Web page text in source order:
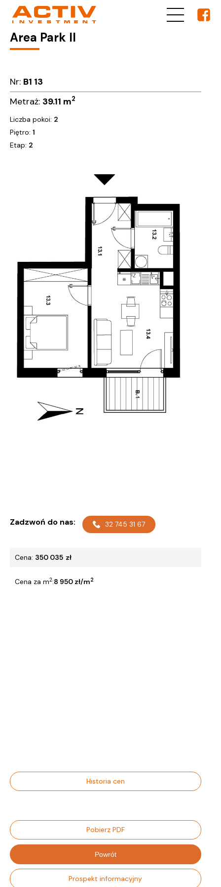
Area Park II
Nr: B1 13
Metraż: 39.11 m2
Liczba pokoi: 2
Piętro: 1
Etap: 2
Zadzwoń do nas: 32 745 31 67
Cena: 350 035 zł
Cena za m2:8 950 zł/m2
Historia cen
Pobierz PDF
Powrót
Prospekt informacyjny